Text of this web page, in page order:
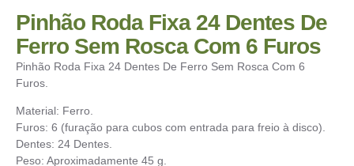
Pinhão Roda Fixa 24 Dentes De
Ferro Sem Rosca Com 6 Furos
Pinhão Roda Fixa 24 Dentes De Ferro Sem Rosca Com 6
Furos.
Material: Ferro.
Furos: 6 (furação para cubos com entrada para freio à disco).
Dentes: 24 Dentes.
Peso: Aproximadamente 45 g.